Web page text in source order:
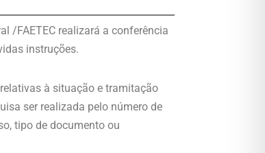
/FAETEC realizará a conferência
instruções.
à situação e tramitação
ser realizada pelo número de
tipo de documento ou